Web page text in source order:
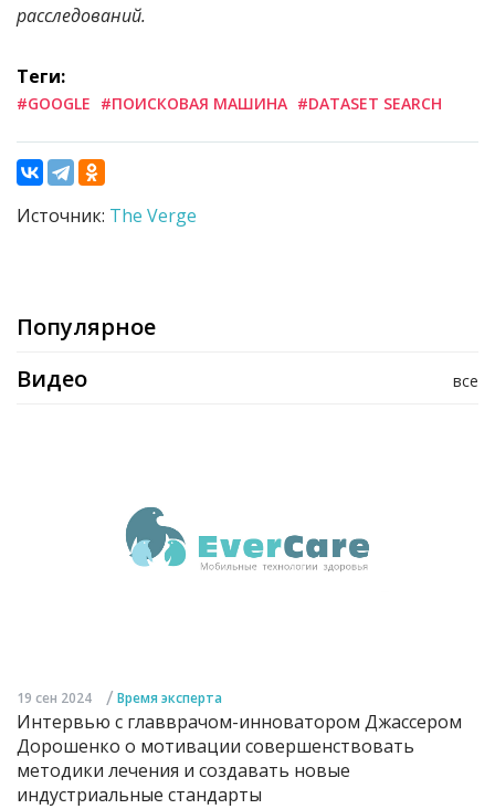
расследований.
Теги:
#GOOGLE #ПОИСКОВАЯ МАШИНА #DATASET SEARCH
Источник: The Verge
Популярное
все
Видео
19 сен 2024 / Время эксперта
Интервью с главврачом-инноватором Джассером
Дорошенко о мотивации совершенствовать
методики лечения и создавать новые
индустриальные стандарты